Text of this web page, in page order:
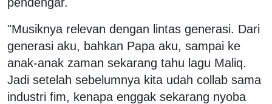
"Musiknya relevan dengan lintas generasi. Dari
generasi aku, bahkan Papa aku, sampai ke
anak-anak zaman sekarang tahu lagu Maliq.
Jadi setelah sebelumnya kita udah collab sama
industri fim, kenapa enggak sekarang nyoba